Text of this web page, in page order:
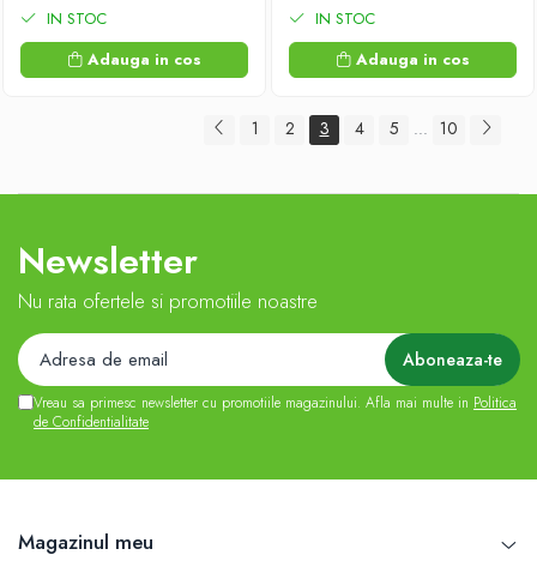
IN STOC
Adauga in cos
IN STOC
Adauga in cos
1 2 3 4 5 ... 10
Newsletter
Nu rata ofertele si promotiile noastre
Vreau sa primesc newsletter cu promotiile magazinului. Afla mai multe in Politica
de Confidentialitate
Magazinul meu